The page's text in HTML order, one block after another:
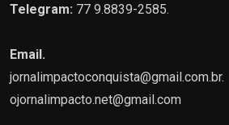
Telegram: 77 9.8839-2585.
Email.
jornalimpactoconquista@gmail.com.br.
ojornalimpacto.net@gmail.com